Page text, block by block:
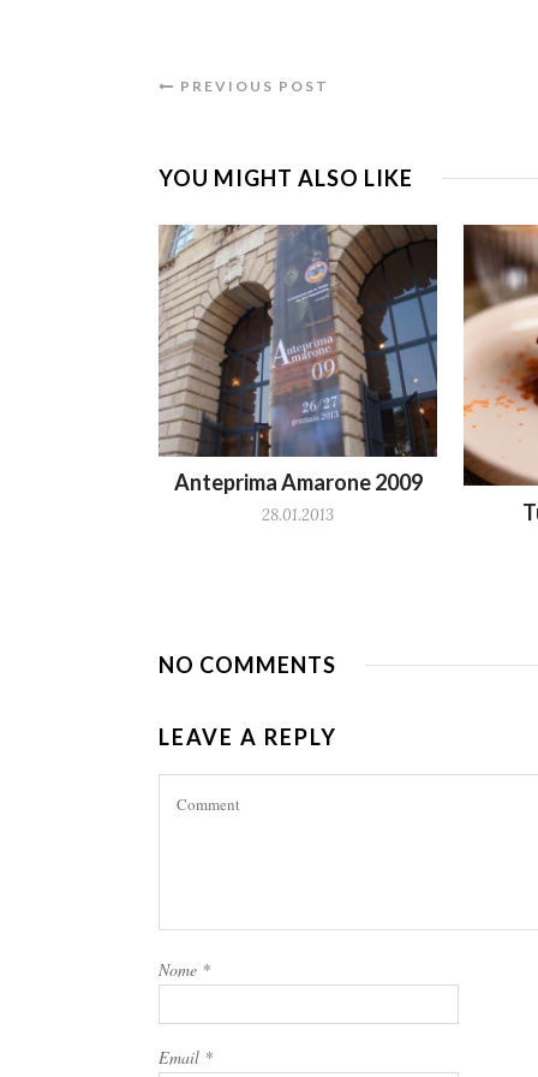
PREVIOUS POST
YOU MIGHT ALSO LIKE
Anteprima Amarone 2009
28.01.2013
NO COMMENTS
LEAVE A REPLY
Nome *
Email *